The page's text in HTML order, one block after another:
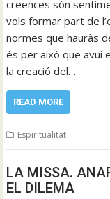
creences són
vols formar part de
normes que hauràs
és per això que avui
la creació del…
READ MORE
Espiritualitat
LA MISSA.
EL DILEMA